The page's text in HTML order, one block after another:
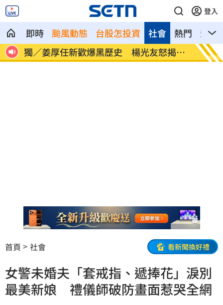
登入
即時 颱風動態 台股怎投資 熱門 影音
社會
內
56歲男星突宣布再婚 神秘圈外妻子已懷
孕
綠5
首頁 社會 看新聞換好禮
女警未婚夫「套戒指、遞捧花」淚別
最美新娘 禮儀師破防畫面惹哭全網